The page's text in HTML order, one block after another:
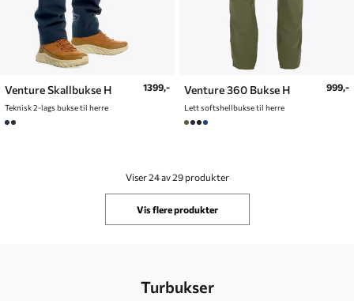
Venture Skallbukse H
Teknisk 2-lags bukse til herre
1399,- Venture 360 Bukse H
Lett softshellbukse til herre
999,-
Viser 24 av 29 produkter
Vis flere produkter
Turbukser